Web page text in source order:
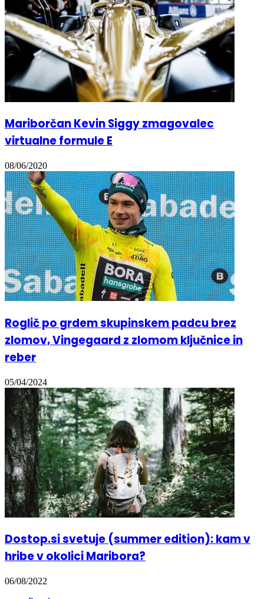
Mariborčan Kevin Siggy zmagovalec
virtualne formule E
08/06/2020
Roglič po grdem skupinskem padcu brez
zlomov, Vingegaard z zlomom ključnice in
reber
05/04/2024
Dostop.si svetuje (summer edition): kam v
hribe v okolici Maribora?
06/08/2022